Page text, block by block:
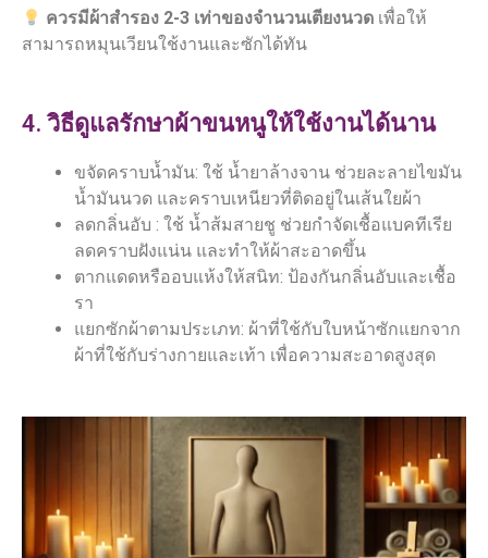
ควรมีผ้าสำรอง 2-3 เท่าของจำนวนเตียงนวด เพื่อให้
สามารถหมุนเวียนใช้งานและซักได้ทัน
4. วิธีดูแลรักษาผ้าขนหนูให้ใช้งานได้นาน
ขจัดคราบน้ำมัน: ใช้ น้ำยาล้างจาน ช่วยละลายไขมัน
น้ำมันนวด และคราบเหนียวที่ติดอยู่ในเส้นใยผ้า
ลดกลิ่นอับ : ใช้ น้ำส้มสายชู ช่วยกำจัดเชื้อแบคทีเรีย
ลดคราบฝังแน่น และทำให้ผ้าสะอาดขึ้น
ตากแดดหรืออบแห้งให้สนิท: ป้องกันกลิ่นอับและเชื้อ
รา
แยกซักผ้าตามประเภท: ผ้าที่ใช้กับใบหน้าซักแยกจาก
ผ้าที่ใช้กับร่างกายและเท้า เพื่อความสะอาดสูงสุด